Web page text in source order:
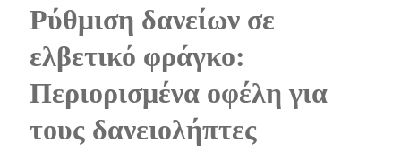
Ρύθμιση δανείων σε
ελβετικό φράγκο:
Περιορισμένα οφέλη για
τους δανειολήπτες